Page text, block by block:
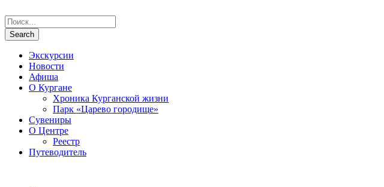
Экскурсии
Новости
Афиша
О Кургане
Хроника Курганской жизни
Парк «Царево городище»
Сувениры
О Центре
Реестр
Путеводитель